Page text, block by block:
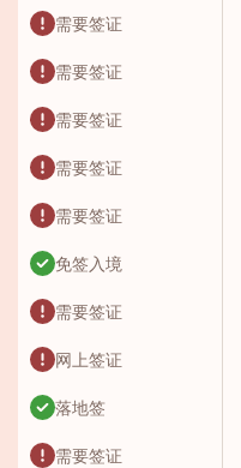
需要签证
需要签证
需要签证
需要签证
需要签证
免签入境
需要签证
网上签证
落地签
需要签证